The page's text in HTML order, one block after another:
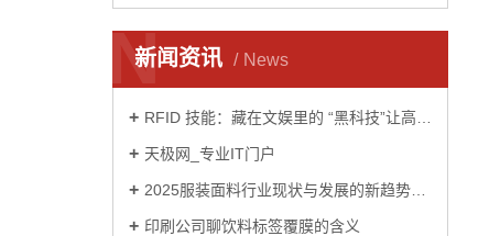
新闻资讯 News
N
RFID 技能：藏在文娱里的 “黑科技”让高兴再晋级
天极网_专业IT门户
2025服装面料行业现状与发展的新趋势及前景预测分析
印刷公司聊饮料标签覆膜的含义